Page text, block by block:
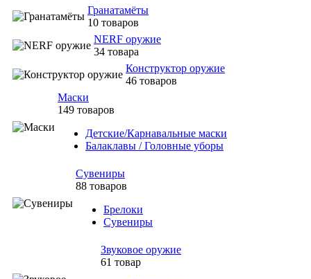
Гранатамёты
10 товаров
NERF оружие
34 товара
Конструктор оружие
46 товаров
Маски
149 товаров
Детские/Карнавальные маски
Балаклавы / Головные уборы
Сувениры
88 товаров
Брелоки
Сувениры
Звуковое оружие
61 товар